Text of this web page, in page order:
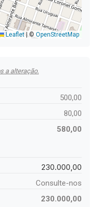
Leaflet |© OpenStreetMap
a alteração.
500,00
80,00
580,00
230.000,00
Consulte-nos
230.000,00